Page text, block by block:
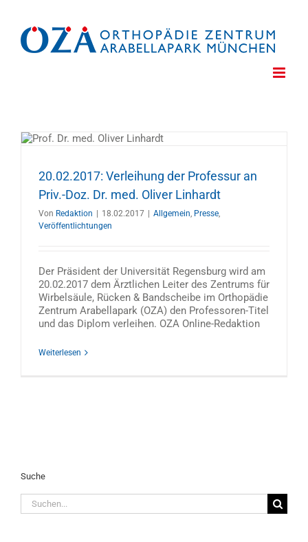
springen
20.02.2017: Verleihung der Professur an
Priv.-Doz. Dr. med. Oliver Linhardt
Von Redaktion 18.02.2017 Allgemein, Presse,
Veröffentlichtungen
Der Präsident der Universität Regensburg wird am
20.02.2017 dem Ärztlichen Leiter des Zentrums für
Wirbelsäule, Rücken & Bandscheibe im Orthopädie
Zentrum Arabellapark (OZA) den Professoren-Titel
und das Diplom verleihen. OZA Online-Redaktion
Weiterlesen
Suche
Suche
nach: